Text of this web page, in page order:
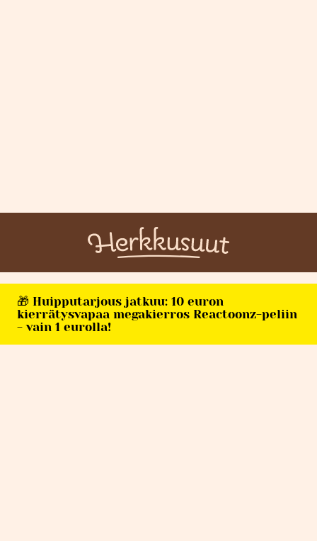
🎁 Huipputarjous jatkuu: 10 euron
kierrätysvapaa megakierros Reactoonz-peliin
- vain 1 eurolla!